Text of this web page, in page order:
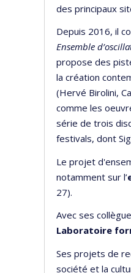
des principaux
Depuis 2016, il
Ensemble
propose des
la création
(Hervé Birolini,
comme les
série de trois
festivals, dont
Le projet
notamment sur l’
27).
Avec ses
Laboratoire
Ses projets de
société et la